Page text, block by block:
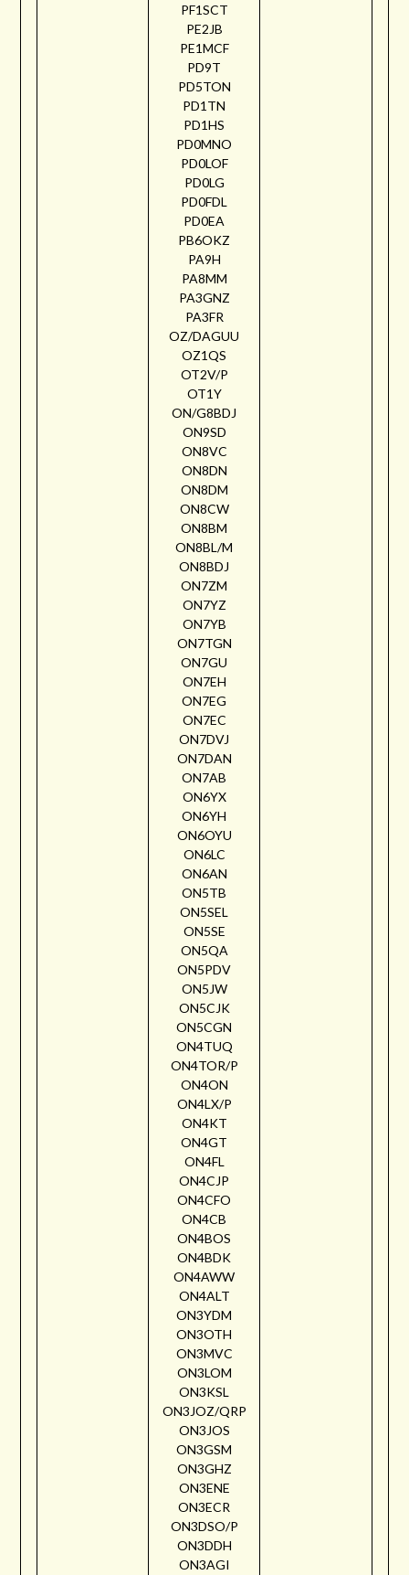
PF1SCT
PE2JB
PE1MCF
PD9T
PD5TON
PD1TN
PD1HS
PD0MNO
PD0LOF
PD0LG
PD0FDL
PD0EA
PB6OKZ
PA9H
PA8MM
PA3GNZ
PA3FR
OZ/DAGUU
OZ1QS
OT2V/P
OT1Y
ON/G8BDJ
ON9SD
ON8VC
ON8DN
ON8DM
ON8CW
ON8BM
ON8BL/M
ON8BDJ
ON7ZM
ON7YZ
ON7YB
ON7TGN
ON7GU
ON7EH
ON7EG
ON7EC
ON7DVJ
ON7DAN
ON7AB
ON6YX
ON6YH
ON6OYU
ON6LC
ON6AN
ON5TB
ON5SEL
ON5SE
ON5QA
ON5PDV
ON5JW
ON5CJK
ON5CGN
ON4TUQ
ON4TOR/P
ON4ON
ON4LX/P
ON4KT
ON4GT
ON4FL
ON4CJP
ON4CFO
ON4CB
ON4BOS
ON4BDK
ON4AWW
ON4ALT
ON3YDM
ON3OTH
ON3MVC
ON3LOM
ON3KSL
ON3JOZ/QRP
ON3JOS
ON3GSM
ON3GHZ
ON3ENE
ON3ECR
ON3DSO/P
ON3DDH
ON3AGI